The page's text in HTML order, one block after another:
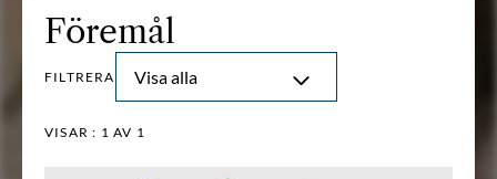
Föremål
FILTRERA Visa alla
VISAR : 1 AV 1